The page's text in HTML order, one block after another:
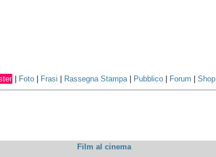
Foto Frasi Rassegna Stampa| Pubblico Forum |Shop
Film al cinema